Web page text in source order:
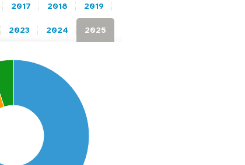
2017 2018 2019
2023 2024 2025